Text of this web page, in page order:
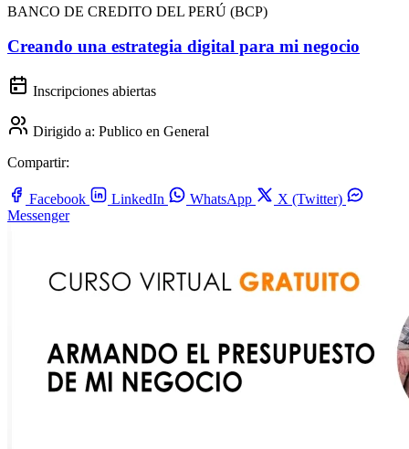
BANCO DE CREDITO DEL PERÚ (BCP)
Creando una estrategia digital para mi negocio
Inscripciones abiertas
Dirigido a: Publico en General
Compartir:
Facebook LinkedIn WhatsApp
X (Twitter)
Messenger